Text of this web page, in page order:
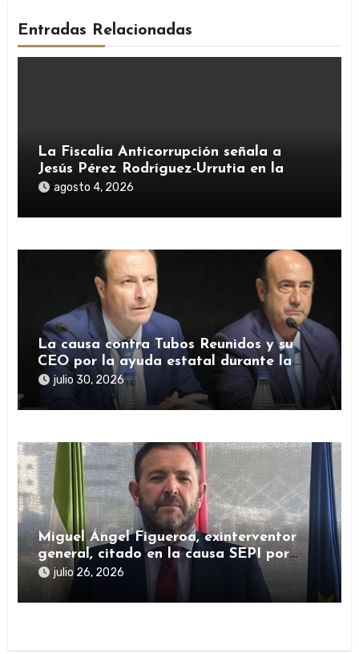
Entradas Relacionadas
La Fiscalía Anticorrupción señala a
Jesús Pérez Rodríguez-Urrutia en la
investigación del rescate de Tubos
agosto 4, 2026
La causa contra Tubos Reunidos y su
CEO por la ayuda estatal durante la
pandemia sigue abierta
julio 30, 2026
Miguel Ángel Figueroa, exinterventor
general, citado en la causa SEPI por
presuntas irregularidades en ayudas
julio 26, 2026